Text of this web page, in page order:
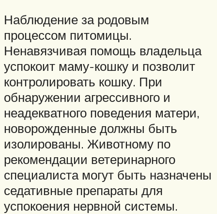
Наблюдение за родовым
процессом питомицы.
Ненавязчивая помощь владельца
успокоит маму-кошку и позволит
контролировать кошку. При
обнаружении агрессивного и
неадекватного поведения матери,
новорожденные должны быть
изолированы. Животному по
рекомендации ветеринарного
специалиста могут быть назначены
седативные препараты для
успокоения нервной системы.